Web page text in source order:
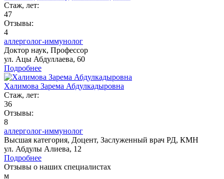
Стаж, лет:
47
Отзывы:
4
аллерголог-иммунолог
Доктор наук, Профессор
ул. Ацы Абдуллаева, 60
Подробнее
Халимова Зарема Абдулкадыровна
Стаж, лет:
36
Отзывы:
8
аллерголог-иммунолог
Высшая категория, Доцент, Заслуженный врач РД, КМН
ул. Абдулы Алиева, 12
Подробнее
Отзывы о наших специалистах
м